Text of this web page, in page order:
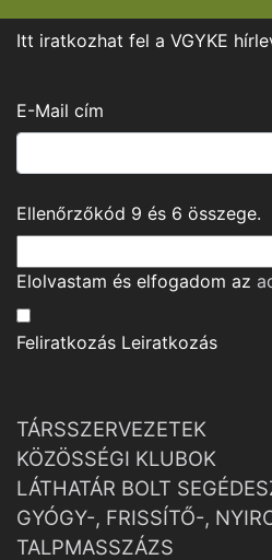
Itt iratkozhat fel a VGYKE
E-Mail cím
Ellenőrzőkód 9 és 6 összege.
Elolvastam és elfogadom az
Feliratkozás Leiratkozás
TÁRSSZERVEZETEK
KÖZÖSSÉGI KLUBOK
LÁTHATÁR BOLT
GYÓGY-, FRISSÍTŐ-,
TALPMASSZÁZS